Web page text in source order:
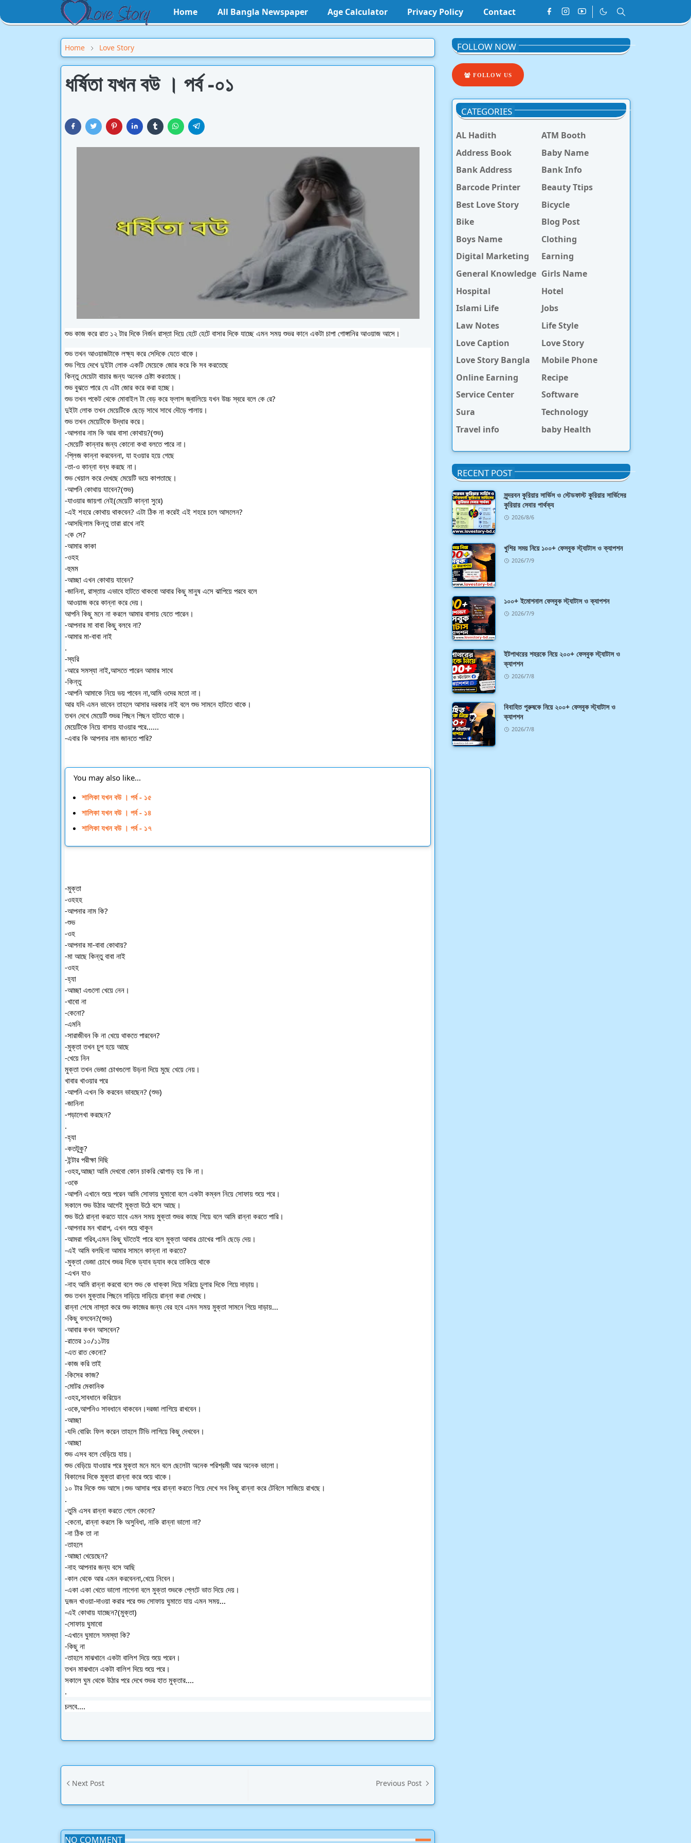
Home All Bangla Newspaper Age Calculator Privacy Policy Contact
Home Love Story
ধর্ষিতা যখন বউ । পর্ব -০১
শুভ কাজ করে রাত ১২ টার দিকে নির্জন রাস্তা দিয়ে হেটে হেটে বাসার দিকে যাচ্ছে এমন সময় শুভর কানে একটা চাপা গোঙ্গানির আওয়াজ আসে।
শুভ তখন আওয়াজটাকে লক্ষ্য করে সেদিকে যেতে থাকে।
শুভ গিয়ে দেখে দুইটা লোক একটি মেয়েকে জোর করে কি সব করতেছে
কিন্তু মেয়েটা বাচার জন্য অনেক চেষ্টা করতাছে।
শুভ বুঝতে পারে যে এটা জোর করে করা হচ্ছে।
শুভ তখন পকেট থেকে মোবাইল টা বেড় করে ফ্লাস জ্বালিয়ে যখন উচ্চ স্বরে বলে কে রে?
দুইটা লোক তখন মেয়েটিকে ছেড়ে সাথে সাথে দৌড়ে পালায়।
শুভ তখন মেয়েটিকে উদ্ধার করে।
-আপনার নাম কি আর বাসা কোথায়?(শুভ)
-মেয়েটি কান্নার জন্য কোনো কথা বলতে পারে না।
-প্লিজ কান্না করবেননা, যা হওয়ার হয়ে গেছে
-তা-ও কান্না বন্ধ করছে না।
শুভ খেয়াল করে দেখছে মেয়েটি ভয়ে কাপতাছে।
-আপনি কোথায় যাবেন?(শুভ)
-যাওয়ার জায়গা নেই(মেয়েটি কান্না সুরে)
-এই শহরে কোথায় থাকবেন? এটা ঠিক না করেই এই শহরে চলে আসলেন?
-আসছিলাম কিন্তু তারা রাখে নাই
-কে সে?
-আমার কাকা
-ওহহ
-হুমম
-আচ্ছা এখন কোথায় যাবেন?
-জানিনা, রাস্তায় এভাবে হাটতে থাকবো আবার কিছু মানুষ এসে ঝাপিয়ে পরবে বলে
আওয়াজ করে কান্না করে দেয়।
আপনি কিছু মনে না করলে আমার বাসায় যেতে পারেন।
-আপনার মা বাবা কিছু বলবে না?
-আমার মা-বাবা নাই
.
-স্যরি
-আরে সমস্যা নাই,আসতে পারেন আমার সাথে
-কিন্তু
-আপনি আমাকে নিয়ে ভয় পাবেন না,আমি ওদের মতো না।
আর যদি এমন ভাবেন তাহলে আসার দরকার নাই বলে শুভ সামনে হাটতে থাকে।
তখন দেখে মেয়েটি শুভর পিছন পিছন হাটতে থাকে।
মেয়েটিকে নিয়ে বাসায় যাওয়ার পরে......
-এবার কি আপনার নাম জানতে পারি?
You may also like...
শালিকা যখন বউ । পর্ব - ১৫
শালিকা যখন বউ । পর্ব - ১৪
শালিকা যখন বউ । পর্ব - ১৭
-মুক্তা
-ওহহহ
-আপনার নাম কি?
-শুভ
-ওহ
-আপনার মা-বাবা কোথায়?
-মা আছে কিন্তু বাবা নাই
-ওহহ
-হ্যা
-আচ্ছা এগুলো খেয়ে নেন।
-খাবো না
-কেনো?
-এমনি
-সারাজীবন কি না খেয়ে থাকতে পারবেন?
-মুক্তা তখন চুপ হয়ে আছে
-খেয়ে নিন
মুক্তা তখন ভেজা চোখগুলো উড়না দিয়ে মুছে খেয়ে নেয়।
খাবার খাওয়ার পরে
-আপনি এখন কি করবেন ভাবছেন? (শুভ)
-জানিনা
-পড়ালেখা করছেন?
.
-হ্যা
-কতটুকু?
-ইন্টার পরীক্ষা দিছি
-ওহহ,আচ্ছা আমি দেখবো কোন চাকরি ঝোগাড় হয় কি না।
-ওকে
-আপনি এখানে শুয়ে পরেন আমি সোফায় ঘুমাবো বলে একটা কম্বল নিয়ে সোফায় শুয়ে পরে।
সকালে শুভ উঠার আগেই মুক্তা উঠে বসে আছে।
শুভ উঠে রান্না করতে যাবে এমন সময় মুক্তা শুভর কাছে গিয়ে বলে আমি রান্না করতে পারি।
-আপনার মন খারাপ, এখন শুয়ে থাকুন
-আমরা গরিব,এমন কিছু ঘটতেই পারে বলে মুক্তা আবার চোখের পানি ছেড়ে দেয়।
-এই আমি বলছিনা আমার সামনে কান্না না করতে?
-মুক্তা ভেজা চোখে শুভর দিকে ড্যাব ড্যাব করে তাকিয়ে থাকে
-এখন যাও
-নাহ আমি রান্না করবো বলে শুভ কে ধাক্কা দিয়ে সরিয়ে চুলার দিকে গিয়ে দাড়ায়।
শুভ তখন মুক্তার পিছনে দাড়িয়ে দাড়িয়ে রান্না করা দেখছে।
রান্না শেষে নাস্তা করে শুভ কাজের জন্য বের হবে এমন সময় মুক্তা সামনে গিয়ে দাড়ায়...
-কিছু বলবেন?(শুভ)
-আবার কখন আসবেন?
-রাতের ১০/১১টায়
-এত রাত কেনো?
-কাজ করি তাই
-কিসের কাজ?
-মোটর মেকানিক
-ওহহ,সাবধানে করিয়েন
-ওকে,আপনিও সাবধানে থাকবেন।দরজা লাগিয়ে রাখবেন।
-আচ্ছা
-যদি বোরিং ফিল করেন তাহলে টিভি লাগিয়ে কিছু দেখবেন।
-আচ্ছা
শুভ এসব বলে বেড়িয়ে যায়।
শুভ বেড়িয়ে যাওয়ার পরে মুক্তা মনে মনে বলে ছেলেটা অনেক পরিশ্রমী আর অনেক ভালো।
বিকালের দিকে মুক্তা রান্না করে শুয়ে থাকে।
১০ টার দিকে শুভ আসে।শুভ আসার পরে রান্না করতে গিয়ে দেখে সব কিছু রান্না করে টেবিলে সাজিয়ে রাখছে।
.
-তুমি এসব রান্না করতে গেলে কেনো?
-কেনো, রান্না করলে কি অসুবিধা, নাকি রান্না ভালো না?
-না ঠিক তা না
-তাহলে
-আচ্ছা খেয়েছেন?
-নাহ আপনার জন্য বসে আছি
-কাল থেকে আর এমন করবেননা,খেয়ে নিবেন।
-একা একা খেতে ভালো লাগেনা বলে মুক্তা শুভকে প্লেটে ভাত দিয়ে দেয়।
দুজন খাওয়া-দাওয়া করার পরে শুভ সোফায় ঘুমাতে যায় এমন সময়...
-এই কোথায় যাচ্ছেন?(মুক্তা)
-সোফায় ঘুমাবো
-এখানে ঘুমালে সমস্যা কি?
-কিছু না
-তাহলে মাঝখানে একটা বালিশ দিয়ে শুয়ে পরেন।
তখন মাঝখানে একটা বালিশ দিয়ে শুয়ে পরে।
সকালে ঘুম থেকে উঠার পরে দেখে শুভর হাত মুক্তার....
.
চলবে....
Next Post Previous Post
NO COMMENT
FOLLOW NOW
FOLLOW US
CATEGORIES
AL Hadith
ATM Booth
Address Book
Baby Name
Bank Address
Bank Info
Barcode Printer
Beauty Ttips
Best Love Story
Bicycle
Bike
Blog Post
Boys Name
Clothing
Digital Marketing
Earning
General Knowledge Girls Name
Hospital
Hotel
Islami Life
Jobs
Law Notes
Life Style
Love Caption
Love Story
Love Story Bangla
Mobile Phone
Online Earning
Recipe
Service Center
Software
Sura
Technology
Travel info
baby Health
RECENT POST
সুন্দরবন কুরিয়ার সার্ভিস ও স্টেডফাস্ট কুরিয়ার সার্ভিসের
কুরিয়ার সেবার পার্থক্য
2026/8/6
খুশির সময় নিয়ে ১০০+ ফেসবুক স্ট্যাটাস ও ক্যাপশন
2026/7/9
১০০+ ইমোশনাল ফেসবুক স্ট্যাটাস ও ক্যাপশন
2026/7/9
ইটপাথরের শহরকে নিয়ে ২০০+ ফেসবুক স্ট্যাটাস ও
ক্যাপশন
2026/7/8
বিবাহিত পুরুষকে নিয়ে ২০০+ ফেসবুক স্ট্যাটাস ও
ক্যাপশন
2026/7/8